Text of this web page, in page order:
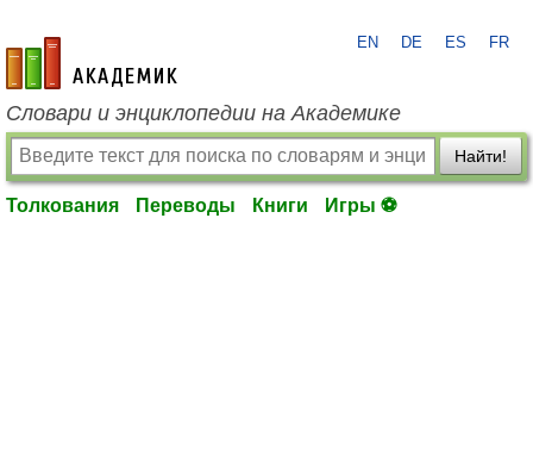
academic.ru
EN DE ES FR
Словари и энциклопедии на Академике
Найти!
Толкования Переводы Книги Игры ⚽